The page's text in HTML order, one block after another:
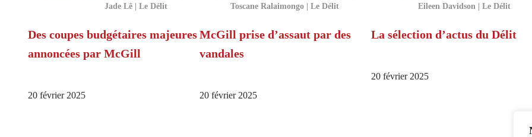
Jade Lê | Le Délit
Des coupes budgétaires majeures
annoncées par McGill
20 février 2025
Toscane Ralaimongo | Le Délit
McGill prise d’assaut par des
vandales
20 février 2025
Eileen Davidson | Le Délit
La sélection d’actus du Délit
20 février 2025